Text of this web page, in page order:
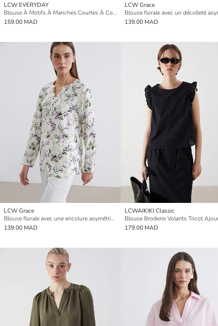
LCW EVERYDAY
Blouse À Motifs À Manches Courtes À Col Officier Pour Femme
159.00 MAD
LCW Grace
139.00 MAD
LCW Grace
Blouse florale avec une encolure asymétrique.
139.00 MAD
LCWAIKIKI Classic
179.00 MAD